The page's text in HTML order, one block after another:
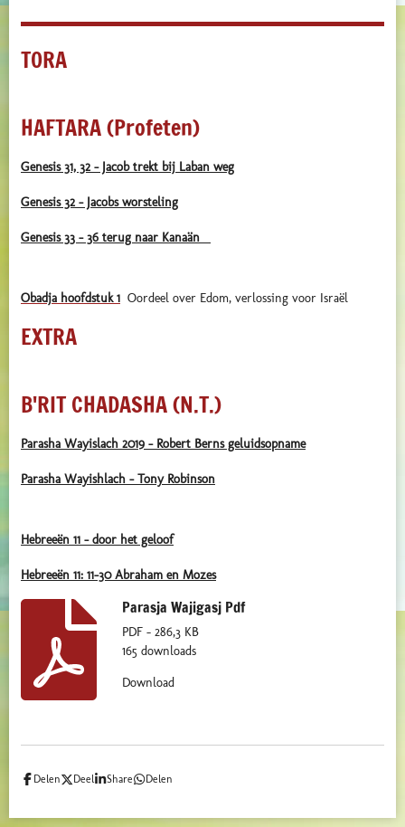
TORA
HAFTARA (Profeten)
Genesis 31, 32 - Jacob trekt bij Laban weg
Genesis 32 - Jacobs worsteling
Genesis 33 - 36 terug naar Kanaän
Obadja hoofdstuk 1 Oordeel over Edom, verlossing voor Israël
EXTRA
B'RIT CHADASHA (N.T.)
Parasha Wayislach 2019 - Robert Berns geluidsopname
Parasha Wayishlach - Tony Robinson
Hebreeën 11 - door het geloof
Hebreeën 11: 11-30 Abraham en Mozes
Parasja Wajigasj Pdf
PDF – 286,3 KB
165 downloads
Download
Delen Deel Share Delen